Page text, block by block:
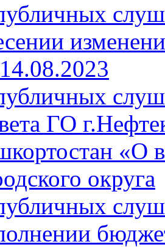
ГО
«О
округа